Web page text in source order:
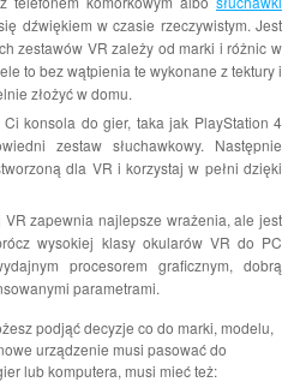
dźwiękiem w czasie rzeczywistym. Jest
zestawów VR zależy od marki i różnic w
to bez wątpienia te wykonane z tektury i
złożyć w domu.
konsola do gier, taka jak PlayStation 4
zestaw słuchawkowy. Następnie
dla VR i korzystaj w pełni dzięki
VR zapewnia najlepsze wrażenia, ale jest
wysokiej klasy okularów VR do PC
procesorem graficznym, dobrą
parametrami.
podjąć decyzje co do marki, modelu,
urządzenie musi pasować do
lub komputera, musi mieć też: